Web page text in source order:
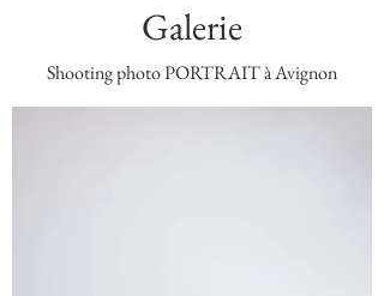
Galerie
Shooting photo PORTRAIT à Avignon